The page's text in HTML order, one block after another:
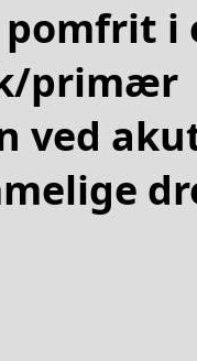
i
primær
ved